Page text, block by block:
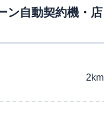
ン自動契約機・店
2km